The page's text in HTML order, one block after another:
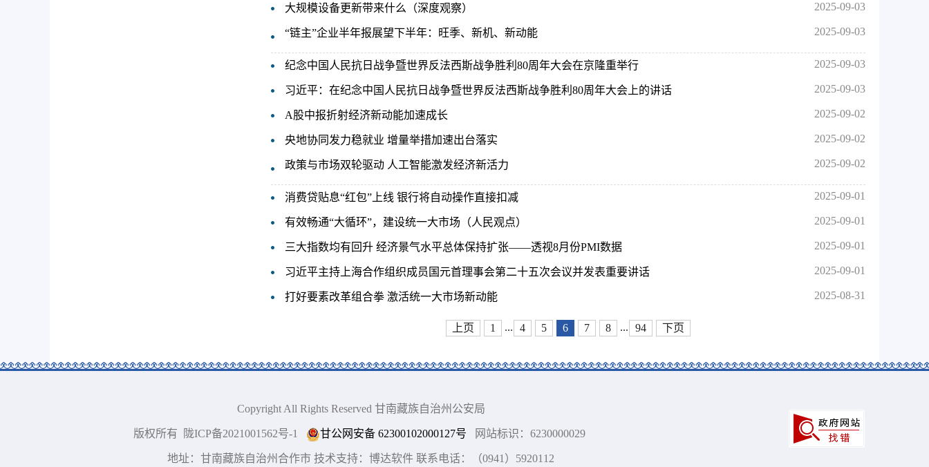
大规模设备更新带来什么（深度观察） 2025-09-03
“链主”企业半年报展望下半年：旺季、新机、新动能 2025-09-03
纪念中国人民抗日战争暨世界反法西斯战争胜利80周年大会在京隆重举行 2025-09-03
习近平：在纪念中国人民抗日战争暨世界反法西斯战争胜利80周年大会上的讲话 2025-09-03
A股中报折射经济新动能加速成长 2025-09-02
央地协同发力稳就业 增量举措加速出台落实 2025-09-02
政策与市场双轮驱动 人工智能激发经济新活力 2025-09-02
消费贷贴息“红包”上线 银行将自动操作直接扣减 2025-09-01
有效畅通“大循环”，建设统一大市场（人民观点） 2025-09-01
三大指数均有回升 经济景气水平总体保持扩张——透视8月份PMI数据 2025-09-01
习近平主持上海合作组织成员国元首理事会第二十五次会议并发表重要讲话 2025-09-01
打好要素改革组合拳 激活统一大市场新动能 2025-08-31
上页 1 ... 4 5 6 7 8 ... 94 下页
Copyright All Rights Reserved 甘南藏族自治州公安局
版权所有 陇ICP备2021001562号-1 甘公网安备 62300102000127号 网站标识：6230000029
地址：甘南藏族自治州合作市 技术支持：博达软件 联系电话：（0941）5920112